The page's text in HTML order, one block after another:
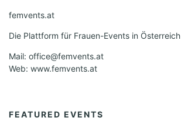
femvents.at
Die Plattform für Frauen-Events in Österreich
Mail: office@femvents.at
Web: www.femvents.at
FEATURED EVENTS